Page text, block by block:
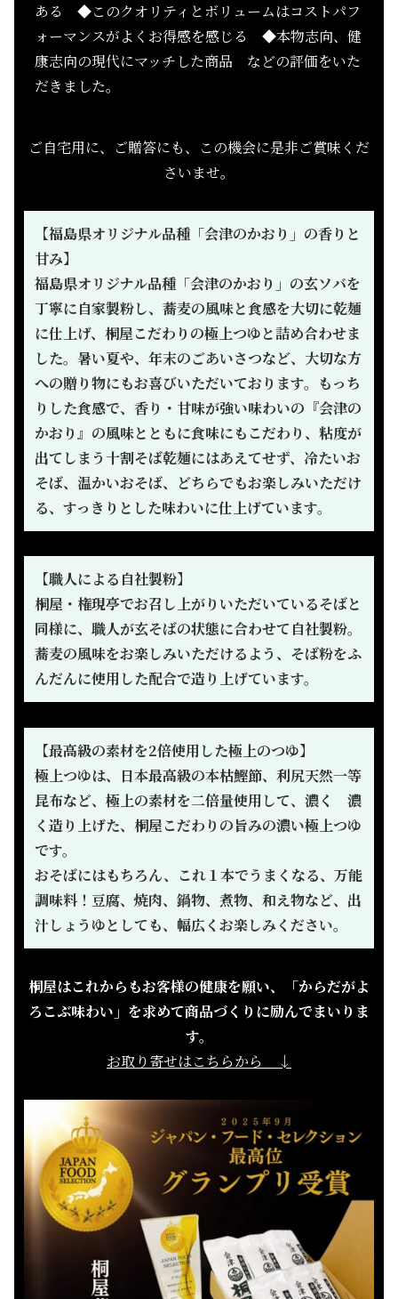
ある ◆このクオリティとボリュームはコストパフ
ォーマンスがよくお得感を感じる ◆本物志向、健
康志向の現代にマッチした商品 などの評価をいた
だきました。
ご自宅用に、ご贈答にも、この機会に是非ご賞味くだ
さいませ。
【福島県オリジナル品種「会津のかおり」の香りと
甘み】
福島県オリジナル品種「会津のかおり」の玄ソバを
丁寧に自家製粉し、蕎麦の風味と食感を大切に乾麺
に仕上げ、桐屋こだわりの極上つゆと詰め合わせま
した。暑い夏や、年末のごあいさつなど、大切な方
への贈り物にもお喜びいただいております。もっち
りした食感で、香り・甘味が強い味わいの『会津の
かおり』の風味とともに食味にもこだわり、粘度が
出てしまう十割そば乾麺にはあえてせず、冷たいお
そば、温かいおそば、どちらでもお楽しみいただけ
る、すっきりとした味わいに仕上げています。
【職人による自社製粉】
桐屋・権現亭でお召し上がりいただいているそばと
同様に、職人が玄そばの状態に合わせて自社製粉。
蕎麦の風味をお楽しみいただけるよう、そば粉をふ
んだんに使用した配合で造り上げています。
【最高級の素材を2倍使用した極上のつゆ】
極上つゆは、日本最高級の本枯鰹節、利尻天然一等
昆布など、極上の素材を二倍量使用して、濃く 濃
く造り上げた、桐屋こだわりの旨みの濃い極上つゆ
です。
おそばにはもちろん、これ１本でうまくなる、万能
調味料！豆腐、焼肉、鍋物、煮物、和え物など、出
汁しょうゆとしても、幅広くお楽しみください。
桐屋はこれからもお客様の健康を願い、「からだがよ
ろこぶ味わい」を求めて商品づくりに励んでまいりま
す。
お取り寄せはこちらから ↓